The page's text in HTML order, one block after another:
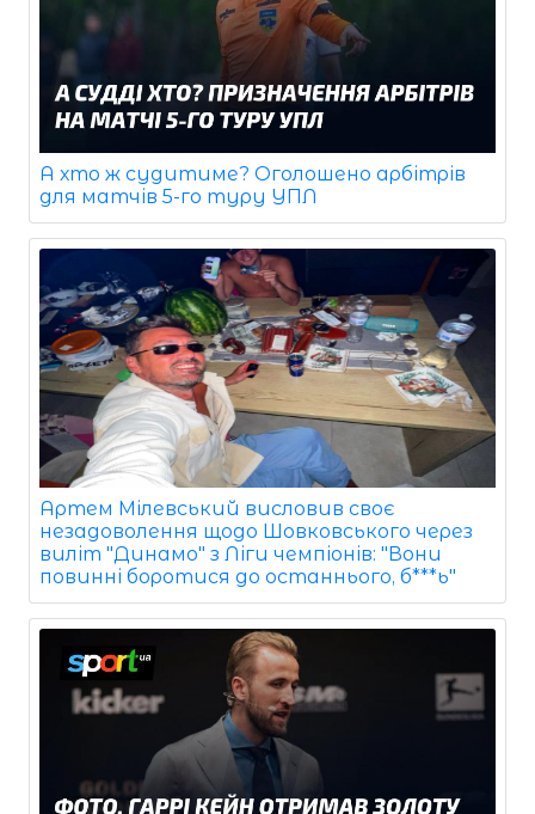
А хто ж судитиме? Оголошено арбітрів
для матчів 5-го туру УПЛ
Артем Мілевський висловив своє
незадоволення щодо Шовковського через
виліт "Динамо" з Ліги чемпіонів: "Вони
повинні боротися до останнього, б***ь"